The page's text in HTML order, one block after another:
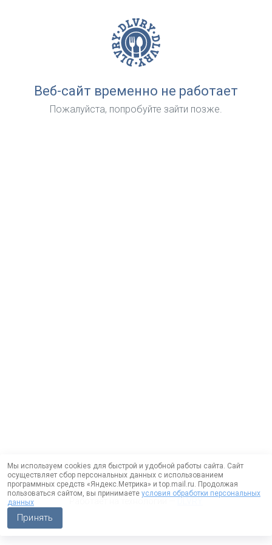
Веб-сайт временно не работает
Пожалуйста, попробуйте зайти позже.
Мы используем cookies для быстрой и удобной работы сайта. Сайт
осуществляет сбор персональных данных с использованием
программных средств «Яндекс.Метрика» и top.mail.ru. Продолжая
пользоваться сайтом, вы принимаете условия обработки персональных
данных
Принять